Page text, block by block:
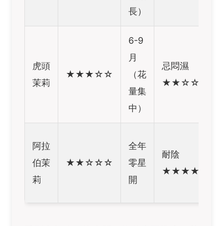
長）
虎頭
茉莉
★★★☆☆
6-9
月
（花
量集
中）
忌悶濕
★★☆☆☆
阿拉
伯茉
莉
★★☆☆☆
全年
零星
開
耐陰
★★★★★